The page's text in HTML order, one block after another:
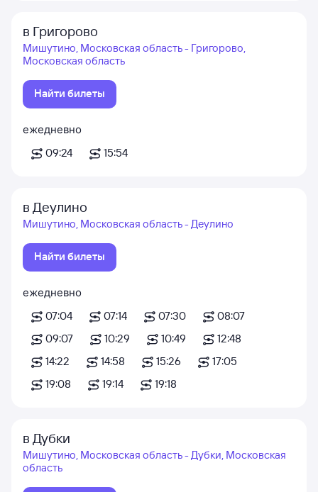
в Григорово
Мишутино, Московская область - Григорово,
Московская область
Найти билеты
ежедневно
09:24
15:54
в Деулино
Мишутино, Московская область - Деулино
Найти билеты
ежедневно
07:04
07:14 07:30
08:07
09:07
10:29 10:49
12:48
14:22
14:58 15:26
17:05
19:08
19:14 19:18
в Дубки
Мишутино, Московская область - Дубки, Московская
область